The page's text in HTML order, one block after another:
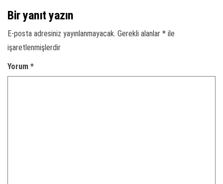
Bir yanıt yazın
E-posta adresiniz yayınlanmayacak. Gerekli alanlar * ile
işaretlenmişlerdir
Yorum *